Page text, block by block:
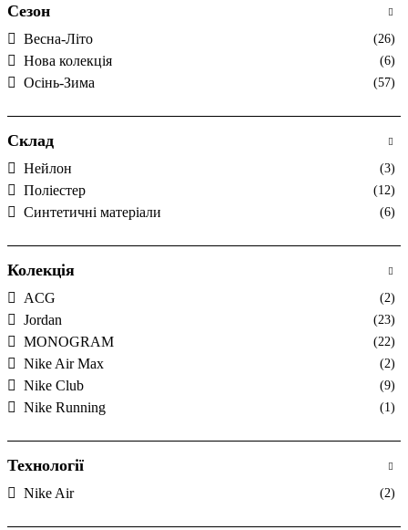
Сезон
Весна-Літо (26)
Нова колекція (6)
Осінь-Зима (57)
Склад
Нейлон (3)
Поліестер (12)
Синтетичні матеріали (6)
Колекція
ACG (2)
Jordan (23)
MONOGRAM (22)
Nike Air Max (2)
Nike Club (9)
Nike Running (1)
Технології
Nike Air (2)